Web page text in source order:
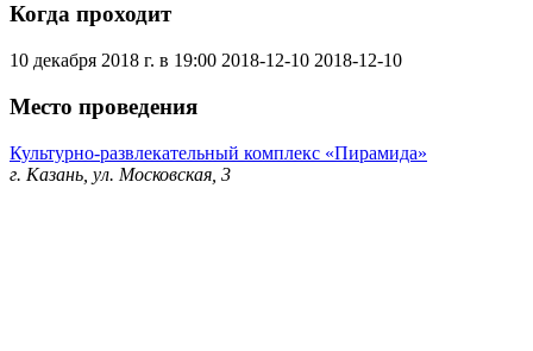
Когда проходит
10 декабря 2018 г. в 19:00 2018-12-10 2018-12-10
Место проведения
Культурно-развлекательный комплекс «Пирамида»
г. Казань, ул. Московская, 3